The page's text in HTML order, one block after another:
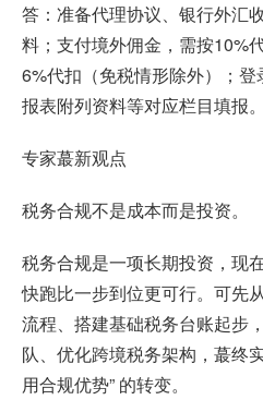
答：准备代理协议、银行外汇
料；支付境外佣金，需按10%
6%代扣（免税情形除外）；
报表附列资料等对应栏目填报。
专家蕞新观点
税务合规不是成本而是投资。
税务合规是一项长期投资，现
快跑比一步到位更可行。可先
流程、搭建基础税务台账起步
队、优化跨境税务架构，蕞终
用合规优势” 的转变。